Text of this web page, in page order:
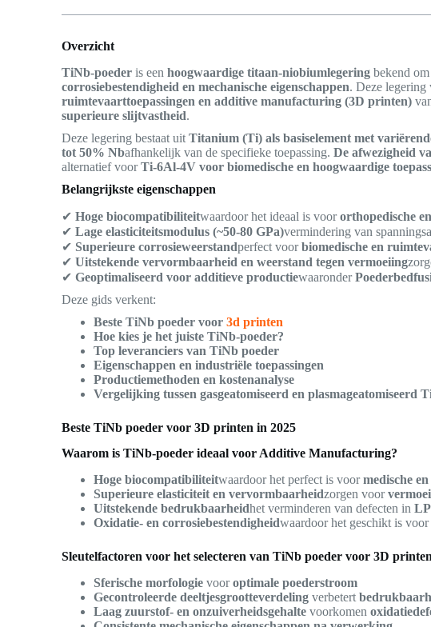
Overzicht
TiNb-poeder is eenhoogwaardige titaan-niobiumlegering bekend
corrosiebestendigheid en mechanische eigenschappen. Deze
ruimtevaarttoepassingen en additive manufacturing (3D printen)
superieure slijtvastheid.
Deze legering bestaat uitTitanium (Ti) als basiselement met
tot 50% Nbafhankelijk van de specifieke toepassing.De afwezigheid
alternatief voorTi-6Al-4V voor biomedische en hoogwaardige
Belangrijkste eigenschappen
✔Hoge biocompatibiliteitwaardoor het ideaal is voororthopedische
✔Lage elasticiteitsmodulus (~50-80 GPa)vermindering van
✔ Superieure corrosieweerstandperfect voorbiomedische en
✔Uitstekende vervormbaarheid en weerstand tegen vermoeiing
✔Geoptimaliseerd voor additieve productiewaaronder
Deze gids verkent:
Beste TiNb poeder voor3d printen
Hoe kies je het juiste TiNb-poeder?
Top leveranciers van TiNb poeder
Eigenschappen en industriële toepassingen
Productiemethoden en kostenanalyse
Vergelijking tussen gasgeatomiseerd en plasmageatomiseerd
Beste TiNb poeder voor 3D printen in 2025
Waarom is TiNb-poeder ideaal voor Additive Manufacturing?
Hoge biocompatibiliteitwaardoor het perfect is voormedische
Superieure elasticiteit en vervormbaarheidzorgen voor
Uitstekende bedrukbaarheidhet verminderen van defecten in
Oxidatie- en corrosiebestendigheidwaardoor het geschikt is
Sleutelfactoren voor het selecteren van TiNb poeder voor 3D printen
Sferische morfologie vooroptimale poederstroom
Gecontroleerde deeltjesgrootteverdeling verbetert
Laag zuurstof- en onzuiverheidsgehalte voorkomen